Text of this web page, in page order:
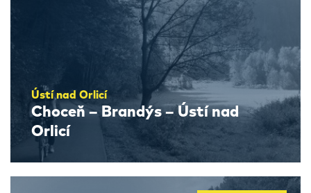
Ústí nad Orlicí
Choceň – Brandýs – Ústí nad
Orlicí